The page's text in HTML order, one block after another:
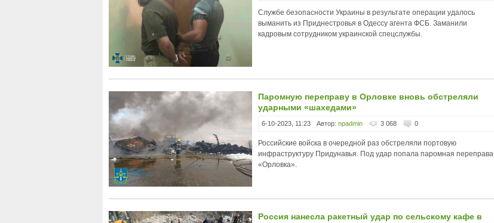
Службе безопасности Украины в результате операции удалось
выманить из Приднестровья в Одессу агента ФСБ. Заманили
кадровым сотрудником украинской спецслужбы.
Паромную переправу в Орловке вновь обстреляли
ударными «шахедами»
6-10-2023, 11:23 Автор: npadmin 3 068 0
Российские войска в очередной раз обстреляли портовую
инфраструктуру Придунавья. Под удар попала паромная переправа
«Орловка».
Россия нанесла ракетный удар по сельскому кафе в